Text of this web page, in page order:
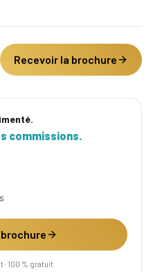
Recevoir la brochure
commissions.
· 100 % gratuit